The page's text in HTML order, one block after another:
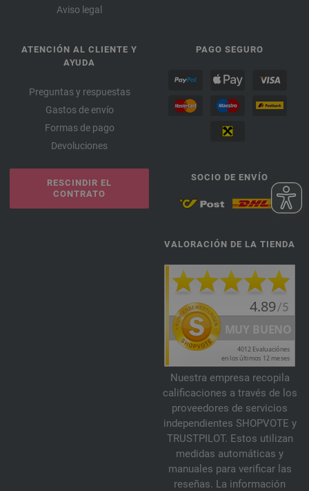
Aviso legal
ATENCIÓN AL CLIENTE Y
AYUDA
Preguntas y respuestas
Gastos de envío
Formas de pago
Devoluciones
RESCINDIR EL
CONTRATO
PAGO SEGURO
SOCIO DE ENVÍO
VALORACIÓN DE LA TIENDA
Nuestra empresa recopila
calificaciones a través de los
proveedores de servicios
independientes SHOPVOTE y
TRUSTPILOT. Estos utilizan
medidas automáticas y
manuales para verificar las
reseñas. La información